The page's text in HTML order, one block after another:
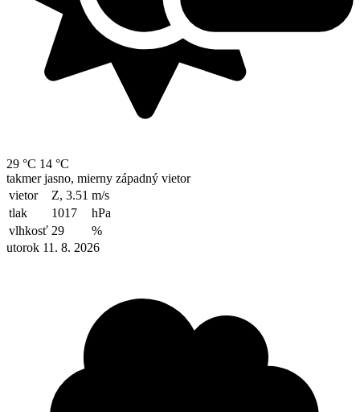
29 °C 14 °C
takmer jasno, mierny západný vietor
vietor
Z, 3.51 m/s
tlak
1017
hPa
vlhkosť 29
%
utorok 11. 8. 2026